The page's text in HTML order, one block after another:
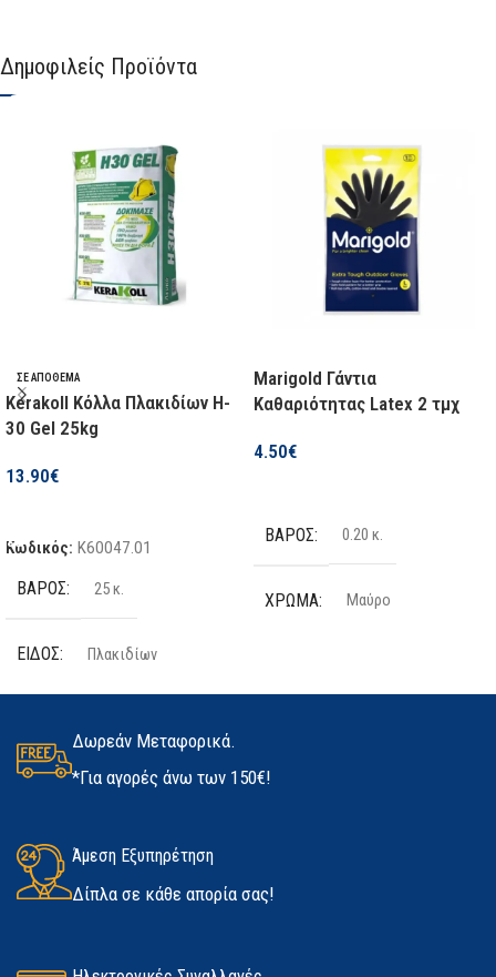
Παλμικό Κατσαβίδι
ΜΈΓΙΣΤΗ ΡΟΠΉ
ΤΡΟΦΟΔΟΣΊΑ Μπαταρίας
ΥΠΟΔΟΧΉ 6γωνο
ΕΝΑΛΛΆΞΙΜΗ ΚΕΦΑΛΉ
ΓΩΝΙΑΚΌ Όχι
ΜΈΓΙΣΤΟΣ ΑΡΙΘΜΌΣ
ΚΡΟΎΣΕΩΝ
Ναι
Δημοφιλείς Προϊόντα
ΣΕ ΑΠΌΘΕΜΑ
Kerakoll Κόλλα Πλακιδίων H-
30 Gel 25kg
13.90€
Κωδικός: K60047.01
ΒΆΡΟΣ 25 κ.
ΕΊΔΟΣ Πλακιδίων
ΚΑΤΑΣΚΕΥΑΣΤΉΣ Kerakoll
ΔΙΑΘΕΣΙΜΌΤΗΤΑ
Marigold Γάντια
Καθαριότητας Latex 2 τμχ
4.50€
ΒΆΡΟΣ 0.20 κ.
ΧΡΏΜΑ Μαύρο
Δωρεάν Μεταφορικά.
*Για αγορές άνω των 150€!
Άμεση Εξυπηρέτηση
Δίπλα σε κάθε απορία σας!